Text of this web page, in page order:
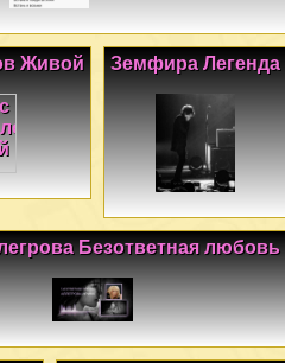
Земфира Легенда
Живой
Безответная любовь